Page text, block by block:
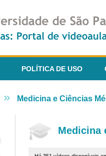
POLÍTICA DE USO
» Medicina e Ciências
Medicina